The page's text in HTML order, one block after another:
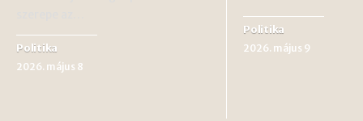
Politika
2026. május 8
Politika
2026. május 9